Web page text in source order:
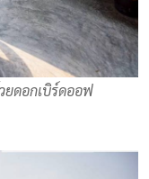
ยดอกเบิร์ดออฟ